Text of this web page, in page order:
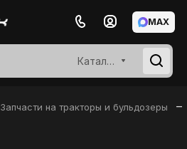
Каталог
MAX
Запчасти на тракторы и бульдозеры –